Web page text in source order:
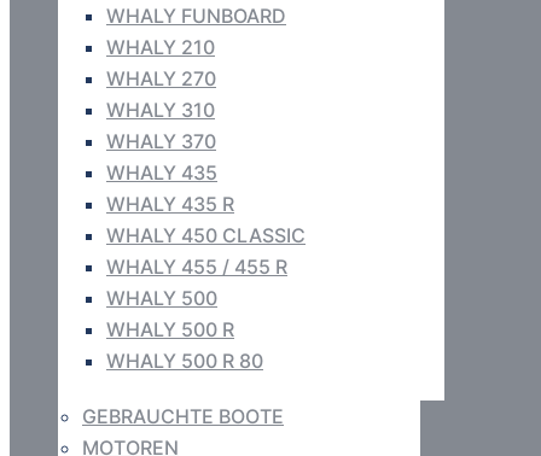
WHALY FUNBOARD
WHALY 210
WHALY 270
WHALY 310
WHALY 370
WHALY 435
WHALY 435 R
WHALY 450 CLASSIC
WHALY 455 / 455 R
WHALY 500
WHALY 500 R
WHALY 500 R 80
GEBRAUCHTE BOOTE
MOTOREN